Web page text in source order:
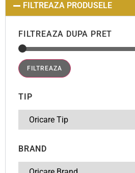
FILTREAZA PRODUSELE
FILTREAZA DUPA PRET
FILTREAZA
TIP
BRAND